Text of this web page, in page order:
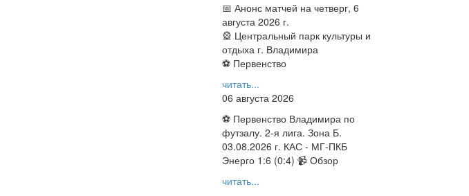
📅 Анонс матчей на четверг, 6
августа 2026 г.
🎡 Центральный парк культуры и
отдыха г. Владимира
⚽ Первенство
читать...
06 августа 2026
⚽ Первенство Владимира по
футзалу. 2-я лига. Зона Б.
03.08.2026 г. КАС - МГ-ПКБ
Энерго 1:6 (0:4) 📹 Обзор
читать...